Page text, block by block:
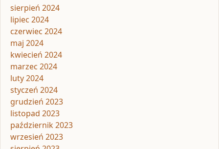
sierpień 2024
lipiec 2024
czerwiec 2024
maj 2024
kwiecień 2024
marzec 2024
luty 2024
styczeń 2024
grudzień 2023
listopad 2023
październik 2023
wrzesień 2023